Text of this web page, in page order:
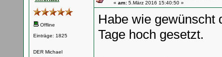
Offline
Einträge: 1825
DER Michael
« am:5.März 2016 15:40:50 »
Habe wie gewünscht
Tage hoch gesetzt.